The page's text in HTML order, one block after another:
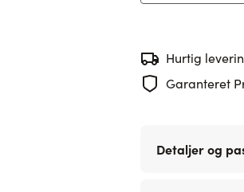
Hurtig
Garanteret
Detaljer og